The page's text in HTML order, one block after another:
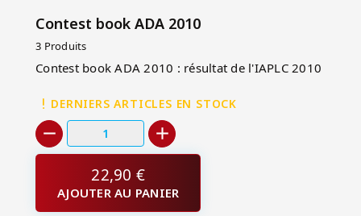
Contest book ADA 2010
3 Produits
Contest book ADA 2010 : résultat de l'IAPLC 2010
DERNIERS ARTICLES EN STOCK
22,90 €
AJOUTER AU PANIER